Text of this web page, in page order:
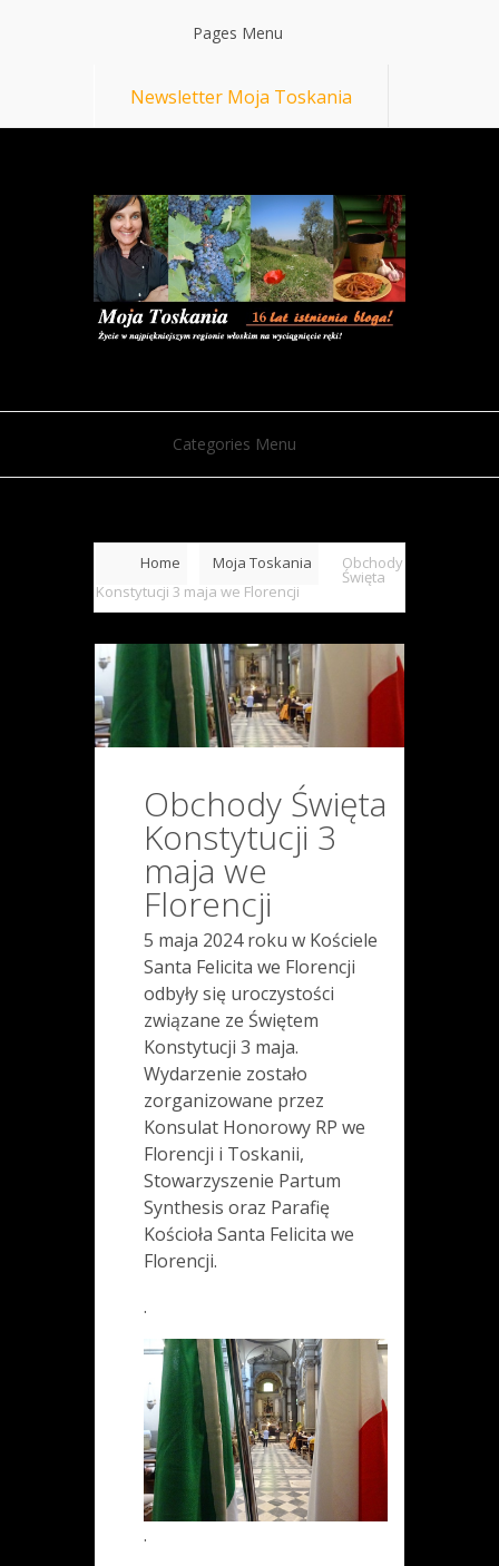
Pages Menu
Newsletter Moja Toskania
Categories Menu
Home Moja Toskania Obchody
Święta
Konstytucji 3 maja we Florencji
Obchody Święta
Konstytucji 3
maja we
Florencji
5 maja 2024 roku w Kościele
Santa Felicita we Florencji
odbyły się uroczystości
związane ze Świętem
Konstytucji 3 maja.
Wydarzenie zostało
zorganizowane przez
Konsulat Honorowy RP we
Florencji i Toskanii,
Stowarzyszenie Partum
Synthesis oraz Parafię
Kościoła Santa Felicita we
Florencji.
.
.